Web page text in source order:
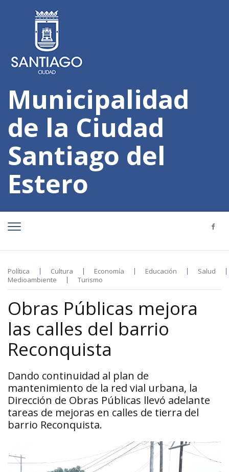
Municipalidad
de la Ciudad
Santiago del
Estero
Política Cultura Economía Educación
Salud
Medioambiente
Turismo
Obras Públicas mejora
las calles del barrio
Reconquista
Dando continuidad al plan de
mantenimiento de la red vial urbana, la
Dirección de Obras Públicas llevó adelante
tareas de mejoras en calles de tierra del
barrio Reconquista.